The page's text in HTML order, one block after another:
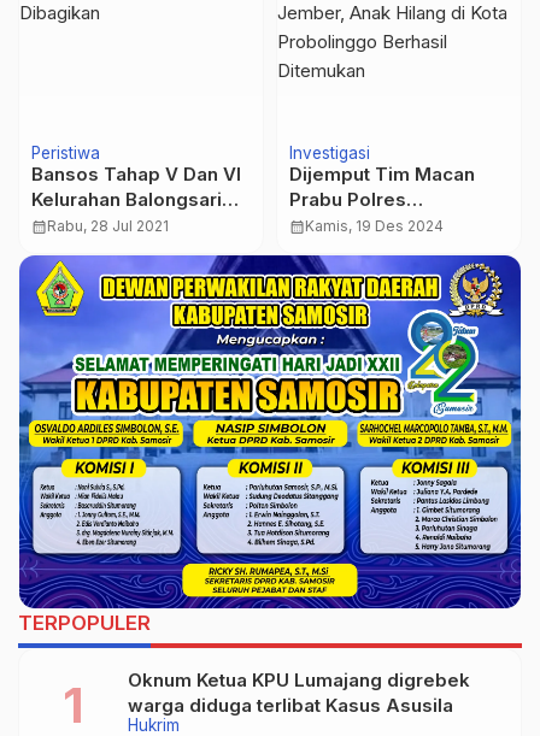
Peristiwa
Bansos Tahap V Dan VI
Kelurahan Balongsari
Dibagikan
calendar_monthRabu, 28 Jul 2021
Investigasi
Dijemput Tim Macan
Prabu Polres
Probolinggo Kota di
Kota Probolinggo
Berhasil Ditemukan
calendar_monthKamis, 19 Des 2024
TERPOPULER
Hukrim
Oknum Ketua KPU Lumajang digrebek
warga diduga terlibat Kasus Asusila